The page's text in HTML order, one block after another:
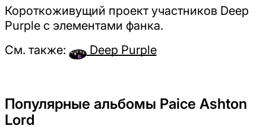
Короткоживущий проект участников Deep
Purple с элементами фанка.
См. также:
Deep Purple
Популярные альбомы Paice Ashton
Lord